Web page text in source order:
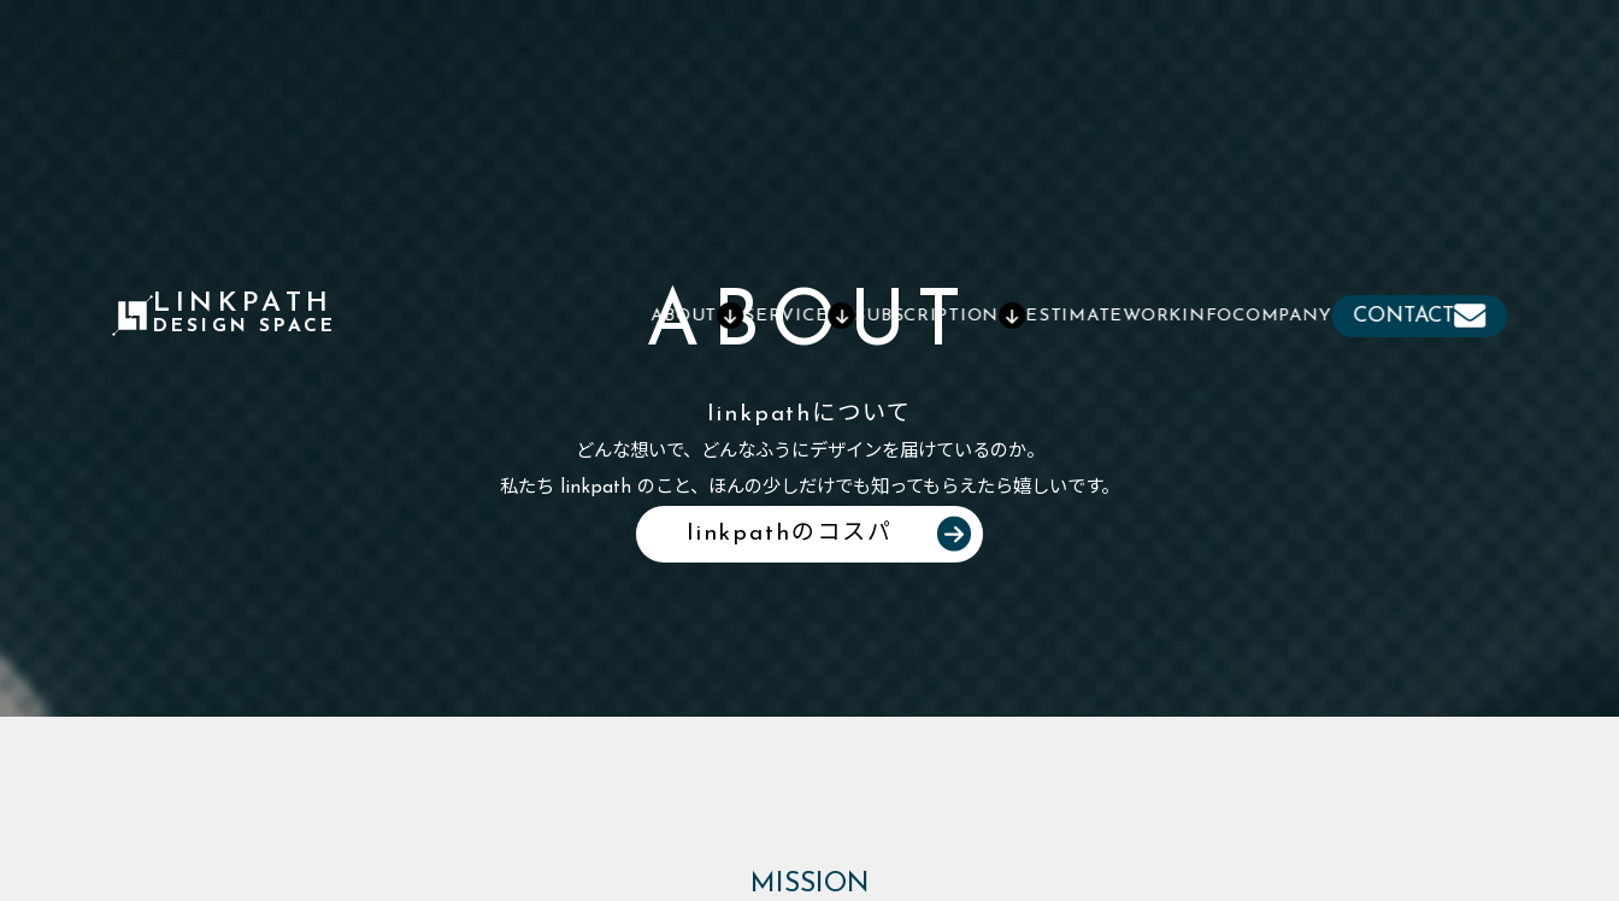
LINKPATH
DESIGN SPACE
ABOUT SERVICE SUBSCRIPTION ESTIMATEWORK INFOCOMPANY CONTACT
linkpathについて
ABOUT
どんな想いで、どんなふうにデザインを届けているのか。
私たち linkpath のこと、ほんの少しだけでも知ってもらえたら嬉しいです。
linkpathのコスパ
MISSION